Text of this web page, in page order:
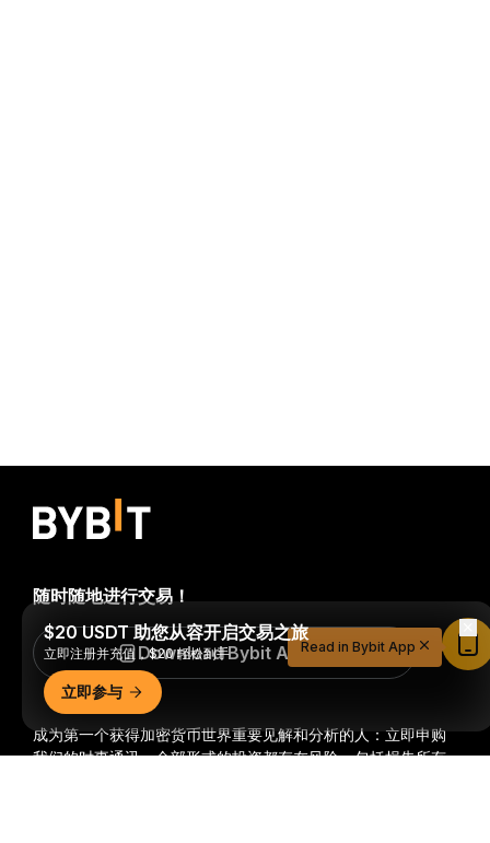
成为第一个获得加密货币世界重要见解和分析的人：立即申购
我们的时事通讯。全部形式的投资都存在风险，包括损失所有
随时随地进行交易！
Download Bybit App
$20 USDT 助您从容开启交易之旅
立即注册并充值，$20 轻松到手
立即参与
Read in Bybit App